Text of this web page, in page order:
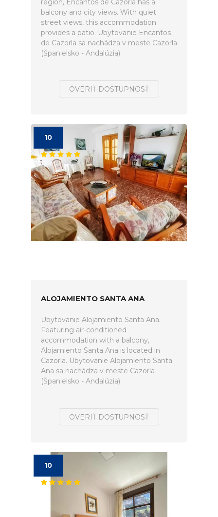
region, Encantos de Cazorla has a
balcony and city views. With quiet
street views, this accommodation
provides a patio. Ubytovanie Encantos
de Cazorla sa nachádza v meste Cazorla
(Španielsko - Andalúzia).
OVERIŤ DOSTUPNOSŤ
10
ALOJAMIENTO SANTA ANA
Ubytovanie Alojamiento Santa Ana.
Featuring air-conditioned
accommodation with a balcony,
Alojamiento Santa Ana is located in
Cazorla. Ubytovanie Alojamiento Santa
Ana sa nachádza v meste Cazorla
(Španielsko - Andalúzia).
OVERIŤ DOSTUPNOSŤ
10